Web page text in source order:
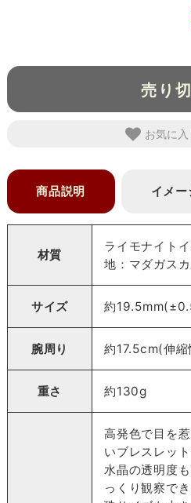
売り
お気に
商品説明 イメー
材質
ライモナイト
地：マダガス
サイズ 約
腕周り 約17.5cm(伸縮
重さ 約130g
高発色で目を
いブレスレット
水晶の透明度
っくり観察でき